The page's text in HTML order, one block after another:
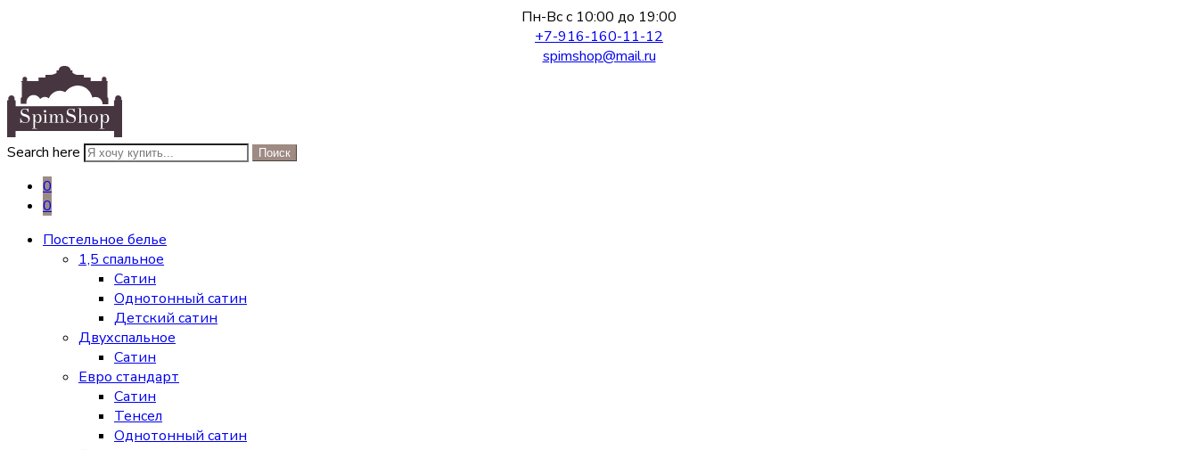
Пн-Вс с 10:00 до 19:00
+7-916-160-11-12
spimshop@mail.ru
Search here Поиск
0
0
Постельное белье
1,5 спальное
Сатин
Однотонный сатин
Детский сатин
Двухспальное
Сатин
Евро стандарт
Сатин
Тенсел
Однотонный сатин